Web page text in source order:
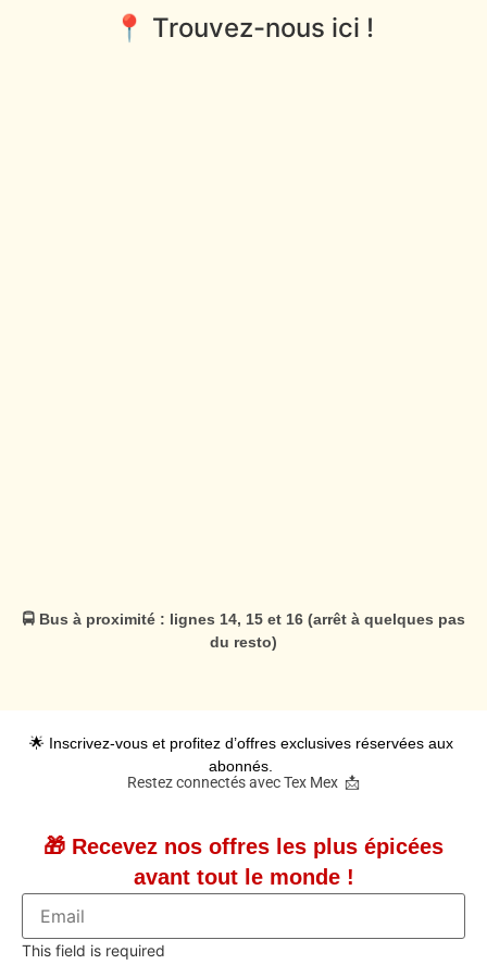
📍 Trouvez-nous ici !
🚍 Bus à proximité : lignes 14, 15 et 16 (arrêt à quelques pas
du resto)
🌟 Inscrivez-vous et profitez d’offres exclusives réservées aux
abonnés.
Restez connectés avec Tex Mex 📩
🎁 Recevez nos offres les plus épicées
avant tout le monde !
This field is required